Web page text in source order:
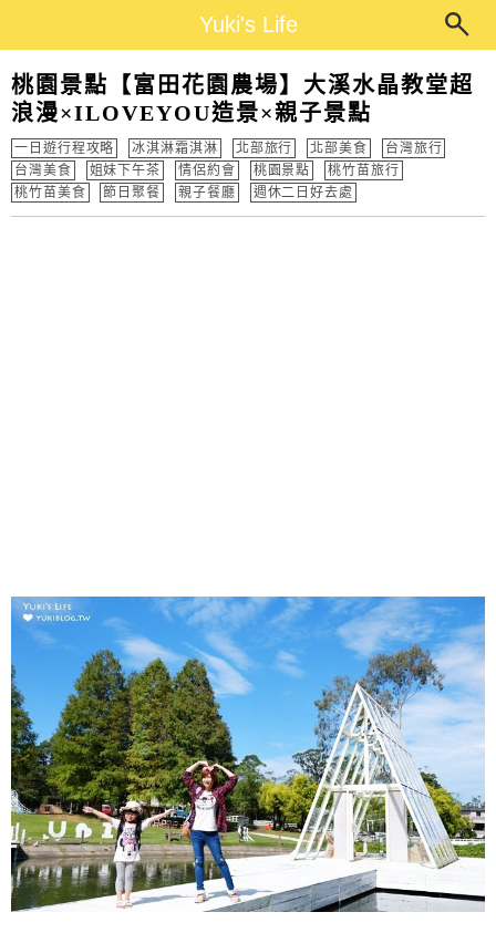
Yuki's Life
桃園景點【富田花園農場】大溪水晶教堂超
浪漫×ILOVEYOU造景×親子景點
一日遊行程攻略 冰淇淋霜淇淋 北部旅行 北部美食
台灣旅行
台灣美食
姐妹下午茶 情侶約會 桃園景點
桃竹苗旅行
桃竹苗美食
節日聚餐 親子餐廳 週休二日好去處